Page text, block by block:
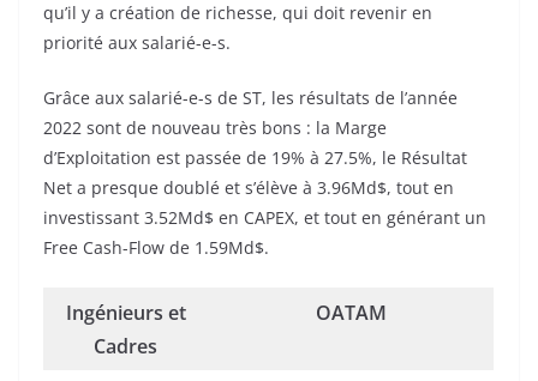
qu’il y a création de richesse, qui doit revenir en
priorité aux salarié-e-s.
Grâce aux salarié-e-s de ST, les résultats de l’année
2022 sont de nouveau très bons : la Marge
d’Exploitation est passée de 19% à 27.5%, le Résultat
Net a presque doublé et s’élève à 3.96Md$, tout en
investissant 3.52Md$ en CAPEX, et tout en générant un
Free Cash-Flow de 1.59Md$.
Ingénieurs et
Cadres
OATAM